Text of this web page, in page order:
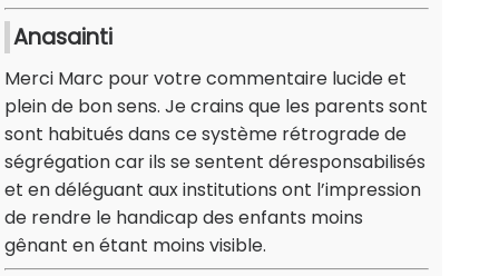
Anasainti
Merci Marc pour votre commentaire lucide et
plein de bon sens. Je crains que les parents sont
sont habitués dans ce système rétrograde de
ségrégation car ils se sentent déresponsabilisés
et en déléguant aux institutions ont l’impression
de rendre le handicap des enfants moins
gênant en étant moins visible.